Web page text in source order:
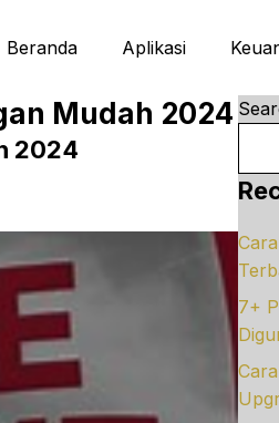
Beranda Aplikasi
Mudah 2024
2024
7+